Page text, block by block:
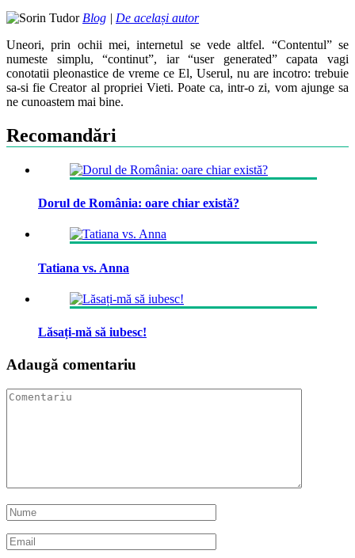
Blog | De același autor
Uneori, prin ochii mei, internetul se vede altfel. “Contentul” se
numeste simplu, “continut”, iar “user generated” capata vagi
conotatii pleonastice de vreme ce El, Userul, nu are incotro: trebuie
sa-si fie Creator al propriei Vieti. Poate ca, intr-o zi, vom ajunge sa
ne cunoastem mai bine.
Recomandări
Dorul de România: oare chiar există?
Tatiana vs. Anna
Lăsați-mă să iubesc!
Adaugă comentariu